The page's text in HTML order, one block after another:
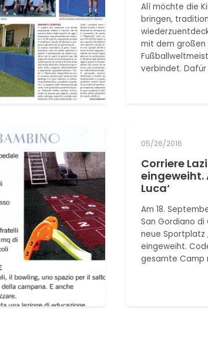
Alì möchte die
bringen,
mit dem großen
verbindet.
05/26/2016
Corriere
eingeweiht.
Luca‘
Am 18.
San Gordiano
neue Sportplatz
eingeweiht.
gesamte Camp